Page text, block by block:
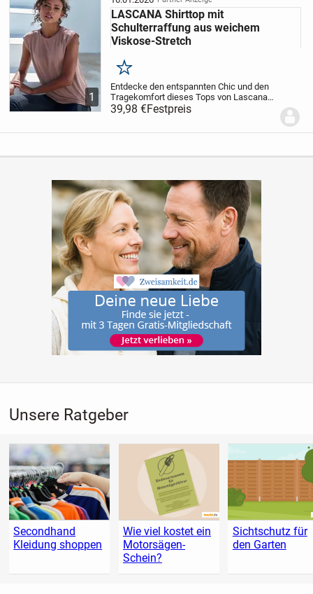
1
LASCANA Shirttop mit
Schulterraffung aus weichem
Viskose-Stretch
Merken
Entdecke den entspannten Chic und den
Tragekomfort dieses Tops von Lascana
im praktischen 2er-Pack. Die vorverlegten
Schulternähte mit einem Hauch von
39,98 €Festpreis
Unsere Ratgeber
Secondhand
Kleidung shoppen
Wie viel kostet ein
Motorsägen-
Schein?
Sichtschutz für
den Garten